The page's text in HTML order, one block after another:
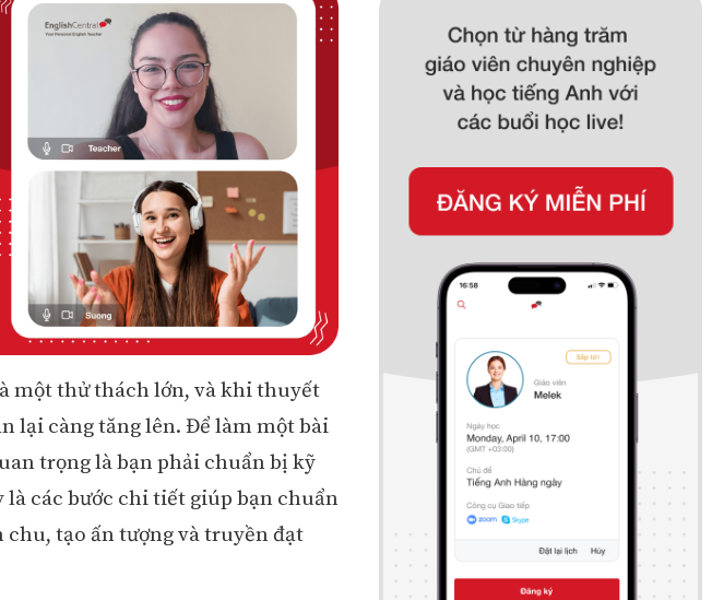
một thử thách lớn, và khi thuyết
lại càng tăng lên. Để làm một bài
trọng là bạn phải chuẩn bị kỹ
là các bước chi tiết giúp bạn chuẩn
tạo ấn tượng và truyền đạt